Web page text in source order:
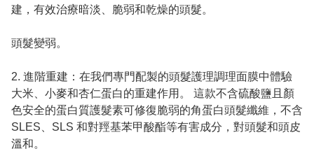
建，有效治療暗淡、脆弱和乾燥的頭髮。
頭髮變弱。
2. 進階重建：在我們專門配製的頭髮護理調理面膜中體驗
大米、小麥和杏仁蛋白的重建作用。 這款不含硫酸鹽且顏
色安全的蛋白質護髮素可修復脆弱的角蛋白頭髮纖維，不含
SLES、SLS 和對羥基苯甲酸酯等有害成分，對頭髮和頭皮
溫和。